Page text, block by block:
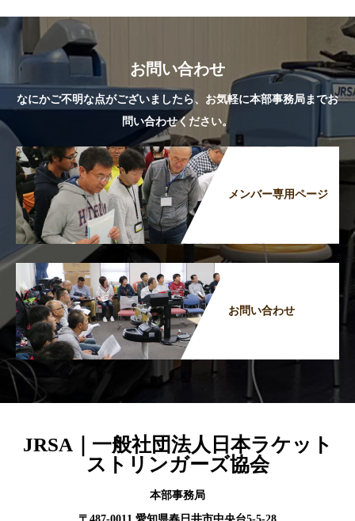
お問い合わせ
なにかご不明な点がございましたら、お気軽に本部事務局までお
問い合わせください。
メンバー専用ページ
お問い合わせ
JRSA｜一般社団法人日本ラケット
ストリンガーズ協会
本部事務局